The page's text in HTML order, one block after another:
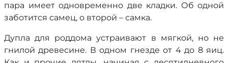
пара имеет одновременно две кладки. Об одной
заботится самец, о второй – самка.
Дупла для роддома устраивают в мягкой, но не
гнилой древесине. В одном гнезде от 4 до 8 яиц.